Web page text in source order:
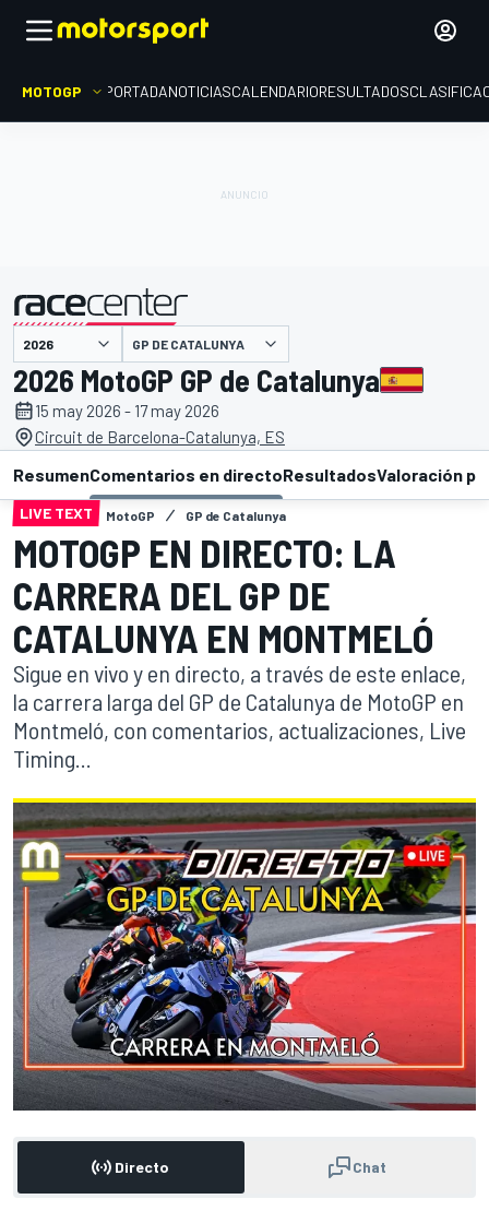
MOTOGP PORTADANOTICIASCALENDARIORESULTADOS
GP DE CATALUNYA
2026 MotoGP GP de Catalunya
15 may 2026 - 17 may 2026
Circuit de Barcelona-Catalunya, ES
ResumenComentarios en directoResultadosValoración
LIVE TEXT MotoGP GP de Catalunya
MOTOGP EN DIRECTO: LA
CARRERA DEL GP DE
CATALUNYA EN MONTMELÓ
Sigue en vivo y en directo, a través de este enlace,
la carrera larga del GP de Catalunya de MotoGP en
Montmeló, con comentarios, actualizaciones, Live
Timing...
Directo Chat